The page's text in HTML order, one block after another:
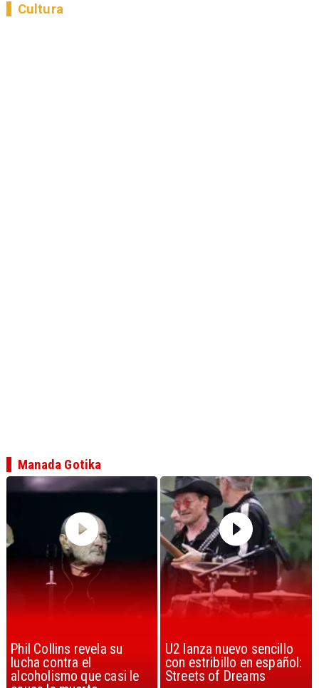
Cultura
U2 lanza nuevo sencillo
con estribillo en español:
Streets of Dreams
“Africa” de Toto es
considerada la mejor
canción, según la ciencia
Manada Gotika